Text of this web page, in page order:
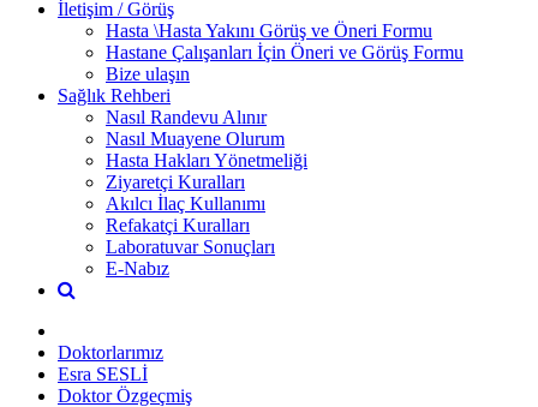
İletişim / Görüş
Hasta \Hasta Yakını Görüş ve Öneri Formu
Hastane Çalışanları İçin Öneri ve Görüş Formu
Bize ulaşın
Sağlık Rehberi
Nasıl Randevu Alınır
Nasıl Muayene Olurum
Hasta Hakları Yönetmeliği
Ziyaretçi Kuralları
Akılcı İlaç Kullanımı
Refakatçi Kuralları
Laboratuvar Sonuçları
E-Nabız
Doktorlarımız
Esra SESLİ
Doktor Özgeçmiş